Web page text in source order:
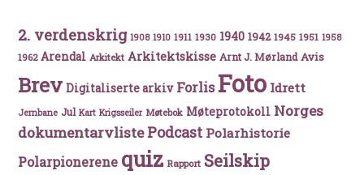
2. verdenskrig 1908 1910 1911 1930 1940 1942 1945 1951 1958
1962 Arendal Arkitekt Arkitektskisse Arnt J. Mørland Avis
Brev Digitaliserte arkiv Forlis Foto Idrett
Jernbane Jul Kart Krigsseiler Møtebok Møteprotokoll Norges
dokumentarvlistePodcast Polarhistorie
Polarpionerene quiz Rapport Seilskip